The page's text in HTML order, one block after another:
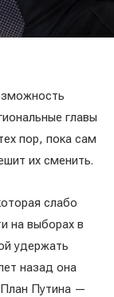
главы
пор, пока сам
их сменить.
слабо
на выборах в
удержать
назад она
Путина —